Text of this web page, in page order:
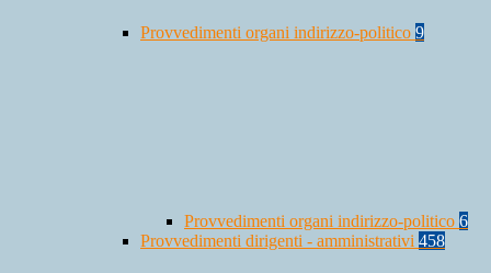
Provvedimenti organi indirizzo-politico 9
Provvedimenti organi indirizzo-politico 6
Provvedimenti dirigenti - amministrativi 458